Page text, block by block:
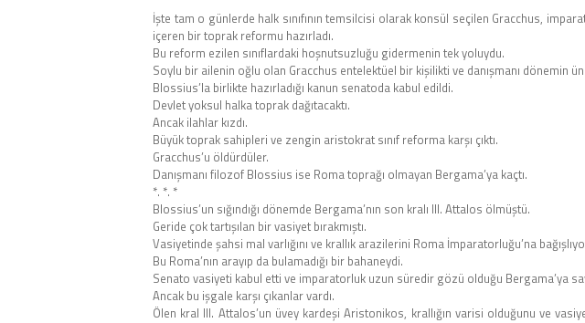
İşte tam o günlerde halk sınıfının temsilcisi olarak konsül seçilen Gracchus,
içeren bir toprak reformu hazırladı.
Bu reform ezilen sınıflardaki hoşnutsuzluğu gidermenin tek yoluydu.
Soylu bir ailenin oğlu olan Gracchus entelektüel bir kişilikti ve danışmanı dönemin
Blossius’la birlikte hazırladığı kanun senatoda kabul edildi.
Devlet yoksul halka toprak dağıtacaktı.
Ancak ilahlar kızdı.
Büyük toprak sahipleri ve zengin aristokrat sınıf reforma karşı çıktı.
Gracchus’u öldürdüler.
Danışmanı filozof Blossius ise Roma toprağı olmayan Bergama’ya kaçtı.
*. *. *
Blossius’un sığındığı dönemde Bergama’nın son kralı III. Attalos ölmüştü.
Geride çok tartışılan bir vasiyet bırakmıştı.
Vasiyetinde şahsi mal varlığını ve krallık arazilerini Roma İmparatorluğu’na
Bu Roma’nın arayıp da bulamadığı bir bahaneydi.
Senato vasiyeti kabul etti ve imparatorluk uzun süredir gözü olduğu Bergama’ya
Ancak bu işgale karşı çıkanlar vardı.
Ölen kral III. Attalos’un üvey kardeşi Aristonikos, krallığın varisi olduğunu ve